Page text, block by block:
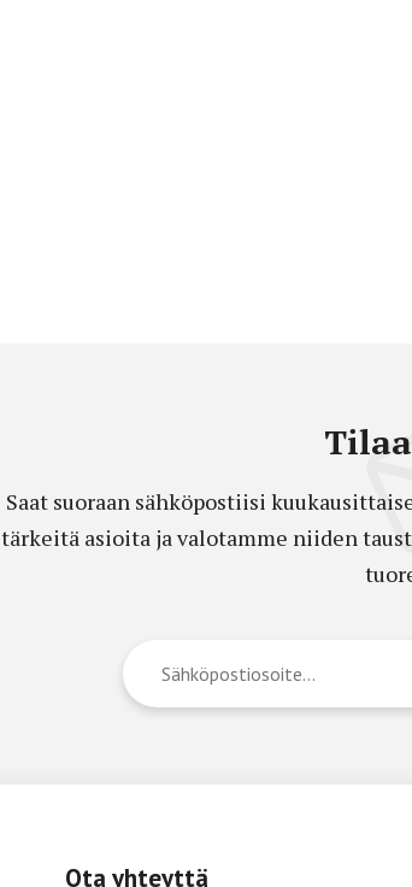
Saat suoraan sähköpostiisi
tärkeitä asioita ja valotamme niiden
Ota yhteyttä